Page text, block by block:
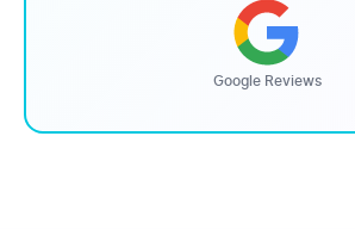
Google Reviews